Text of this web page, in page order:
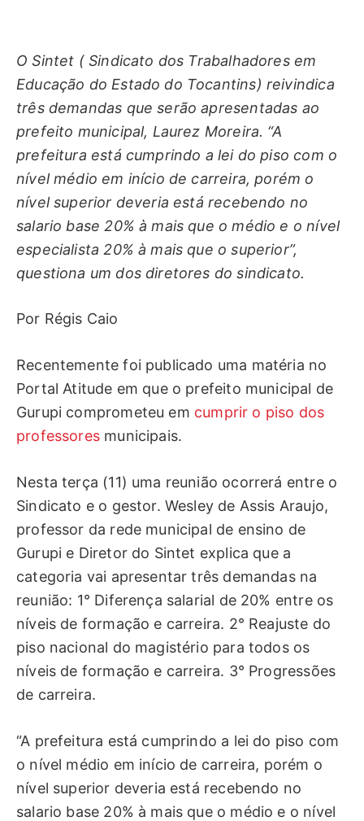
O Sintet ( Sindicato dos Trabalhadores em
Educação do Estado do Tocantins) reivindica
três demandas que serão apresentadas ao
prefeito municipal, Laurez Moreira. “A
prefeitura está cumprindo a lei do piso com o
nível médio em início de carreira, porém o
nível superior deveria está recebendo no
salario base 20% à mais que o médio e o nível
especialista 20% à mais que o superior”,
questiona um dos diretores do sindicato.
Por Régis Caio
Recentemente foi publicado uma matéria no
Portal Atitude em que o prefeito municipal de
Gurupi comprometeu em cumprir o piso dos
professoresmunicipais.
Nesta terça (11) uma reunião ocorrerá entre o
Sindicato e o gestor. Wesley de Assis Araujo,
professor da rede municipal de ensino de
Gurupi e Diretor do Sintet explica que a
categoria vai apresentar três demandas na
reunião: 1° Diferença salarial de 20% entre os
níveis de formação e carreira. 2° Reajuste do
piso nacional do magistério para todos os
níveis de formação e carreira. 3° Progressões
de carreira.
“A prefeitura está cumprindo a lei do piso com
o nível médio em início de carreira, porém o
nível superior deveria está recebendo no
salario base 20% à mais que o médio e o nível